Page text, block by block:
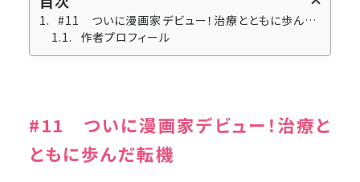
#11 ついに漫画家デビュー！治療とともに歩んだ転機
作者プロフィール
#11 ついに漫画家デビュー！治療と
ともに歩んだ転機